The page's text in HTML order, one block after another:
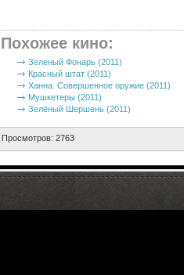
Похожее кино:
Зеленый Фонарь (2011)
Красный штат (2011)
Ханна. Совершенное оружие (2011)
Мушкетеры (2011)
Зелёный Шершень (2011)
Просмотров: 2763